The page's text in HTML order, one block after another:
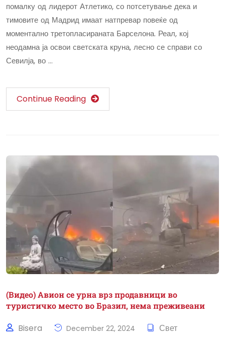
помалку од лидерот Атлетико, со потсетување дека и
тимовите од Мадрид имаат натпревар повеќе од
моментално третопласираната Барселона. Реал, кој
неодамна ја освои светската круна, лесно се справи со
Севилја, во …
Continue Reading
(Видео) Авион се урна врз продавници во
туристичко место во Бразил, нема преживеани
Bisera December 22, 2024
Свет